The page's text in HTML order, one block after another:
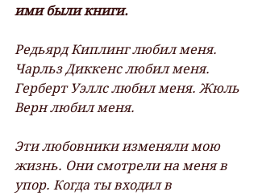
ими были книги.
Редьярд Киплинг любил меня.
Чарльз Диккенс любил меня.
Герберт Уэллс любил меня. Жюль
Верн любил меня.
Эти любовники изменяли мою
жизнь. Они смотрели на меня в
упор. Когда ты входил в